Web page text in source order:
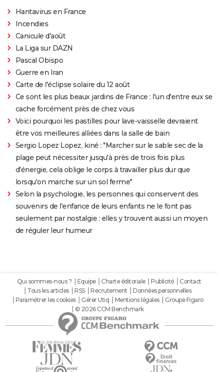
Hantavirus en France
Incendies
Canicule d'août
La Liga sur DAZN
Pascal Obispo
Guerre en Iran
Carte de l'éclipse solaire du 12 août
Ce sont les plus beaux jardins de France : l'un d'entre eux se
cache forcément près de chez vous
Voici pourquoi les pastilles pour lave-vaisselle devraient
être vos meilleures alliées dans la salle de bain
Sergio Lopez Lopez, kiné : "Marcher sur le sable sec de la
plage peut nécessiter jusqu'à près de trois fois plus
d'énergie, cela oblige le corps à travailler plus dur que
lorsqu'on marche sur un sol ferme"
Selon la psychologie, les personnes qui conservent des
souvenirs de l'enfance de leurs enfants ne le font pas
seulement par nostalgie : elles y trouvent aussi un moyen
de réguler leur humeur
Qui sommes-nous ? Equipe Charte éditoriale Publicité
Contact
Tous les articles
RSS Recrutement
Données personnelles
Paramétrer les cookies
Gérer Utiq Mentions légales
Groupe Figaro
© 2026 CCM Benchmark